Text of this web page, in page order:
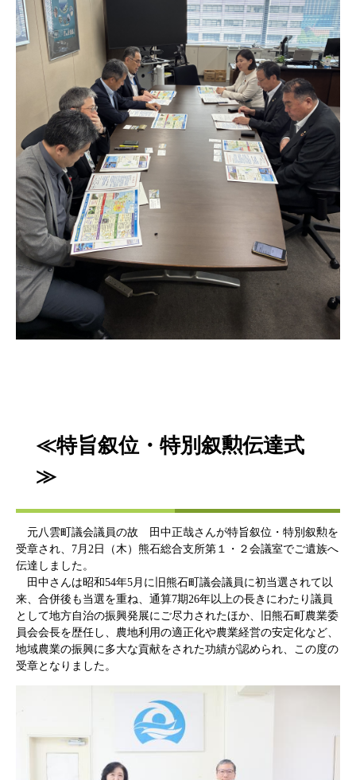
≪特旨叙位・特別叙勲伝達式
≫
元八雲町議会議員の故 田中正哉さんが特旨叙位・特別叙勲を
受章され、7月2日（木）熊石総合支所第１・２会議室でご遺族へ
伝達しました。
田中さんは昭和54年5月に旧熊石町議会議員に初当選されて以
来、合併後も当選を重ね、通算7期26年以上の長きにわたり議員
として地方自治の振興発展にご尽力されたほか、旧熊石町農業委
員会会長を歴任し、農地利用の適正化や農業経営の安定化など、
地域農業の振興に多大な貢献をされた功績が認められ、この度の
受章となりました。